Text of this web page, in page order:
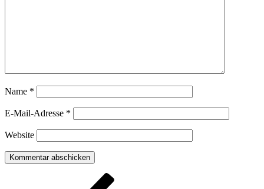
Name *
E-Mail-Adresse *
Website
Beitragsnavigation